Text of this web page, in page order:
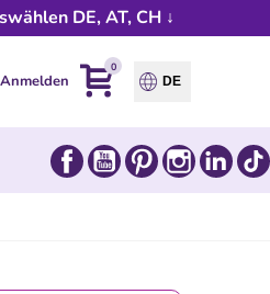
DE, AT, CH ↓
Anmelden
0
DE
FacebookYouTubePinterestInstagram